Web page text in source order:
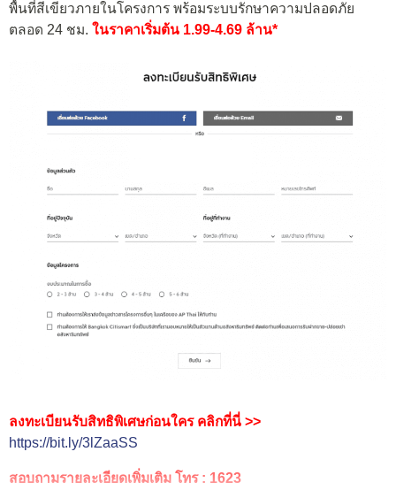
พื้นที่สีเขียวภายในโครงการ พร้อมระบบรักษาความปลอดภัย
ตลอด 24 ชม. ในราคาเริ่มต้น 1.99-4.69 ล้าน*
ลงทะเบียนรับสิทธิพิเศษก่อนใคร คลิกที่นี่ >>
https://bit.ly/3lZaaSS
สอบถามรายละเอียดเพิ่มเติม โทร : 1623